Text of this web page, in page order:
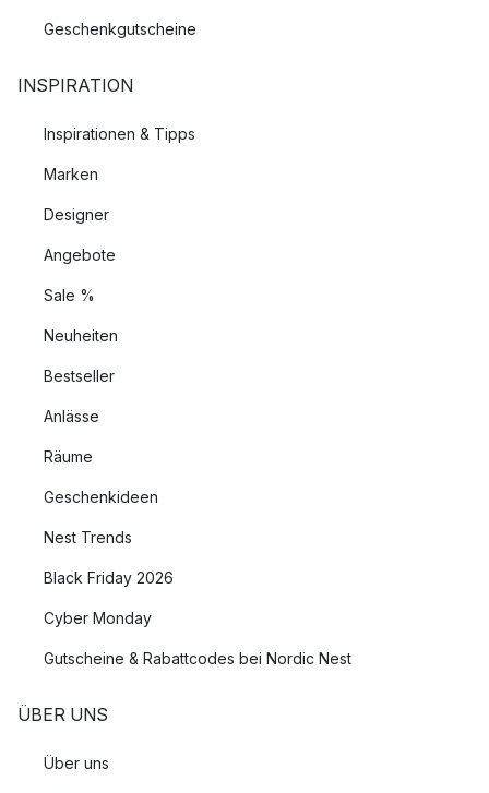
Geschenkgutscheine
INSPIRATION
Inspirationen & Tipps
Marken
Designer
Angebote
Sale %
Neuheiten
Bestseller
Anlässe
Räume
Geschenkideen
Nest Trends
Black Friday 2026
Cyber Monday
Gutscheine & Rabattcodes bei Nordic Nest
ÜBER UNS
Über uns